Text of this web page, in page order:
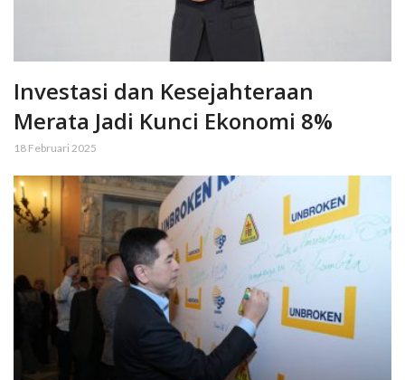
Investasi dan Kesejahteraan
Merata Jadi Kunci Ekonomi 8%
18 Februari 2025